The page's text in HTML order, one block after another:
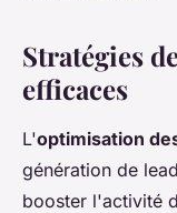
Stratégies
efficaces
L'optimisation
génération de
booster l'activité